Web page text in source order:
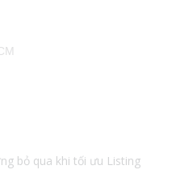
bỏ qua khi tối ưu Listing